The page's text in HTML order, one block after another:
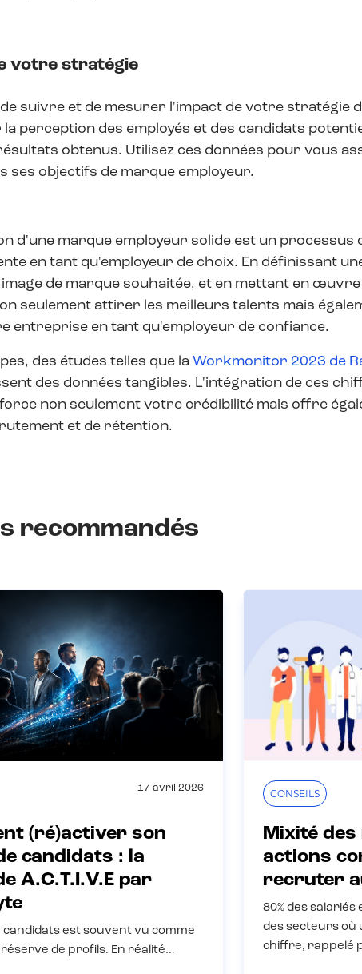
votre stratégie
suivre et de mesurer l'impact de votre stratégie
perception des employés et des candidats
obtenus. Utilisez ces données pour vous
objectifs de marque employeur.
d'une marque employeur solide est un
en tant qu'employeur de choix. En définissant
de marque souhaitée, et en mettant en
seulement attirer les meilleurs talents mais
entreprise en tant qu'employeur de confiance.
des études telles que la Workmonitor 2023 de
des données tangibles. L'intégration de ces
non seulement votre crédibilité mais offre
et de rétention.
recommandés
17 avril 2026
(ré)activer son
candidats : la
A.C.T.I.V.E par
candidats est souvent vu comme
de profils. En réalité…
CONSEILS
Mixité
actions
recruter
80% des
des secteurs où
chiffre, rappelé